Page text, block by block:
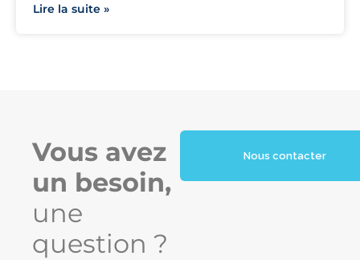
Lire la suite »
Vous avez
un besoin,
une
question ?
Nous contacter